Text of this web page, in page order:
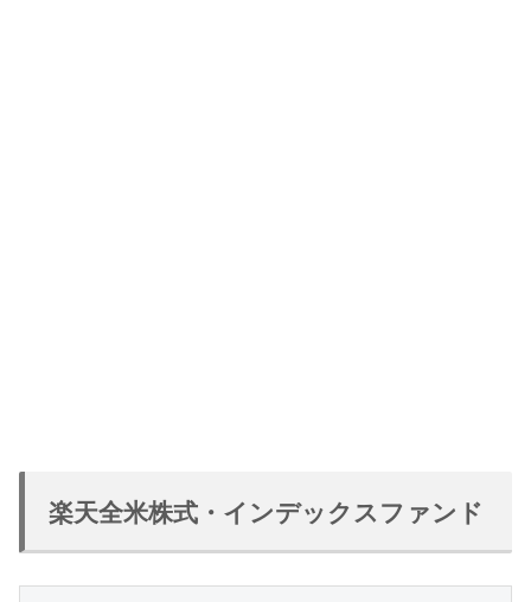
楽天全米株式・インデックスファンド